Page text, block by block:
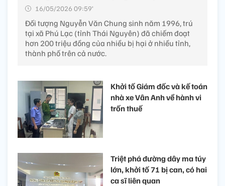
16/05/2026 09:59’
Đối tượng Nguyễn Văn Chung sinh năm 1996, trú
tại xã Phú Lạc (tỉnh Thái Nguyên) đã chiếm đoạt
hơn 200 triệu đồng của nhiều bị hại ở nhiều tỉnh,
thành phố trên cả nước.
Khởi tố Giám đốc và kế toán
nhà xe Vân Anh về hành vi
trốn thuế
Triệt phá đường dây ma túy
lớn, khởi tố 71 bị can, có hai
ca sĩ liên quan